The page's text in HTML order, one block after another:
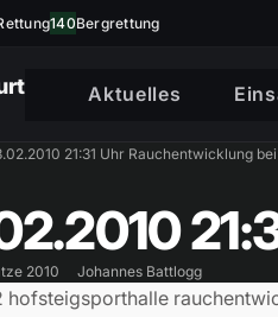
140Bergrettung
Aktuelles
21:31 Uhr Rauchentwicklung
2010 Johannes Battlogg